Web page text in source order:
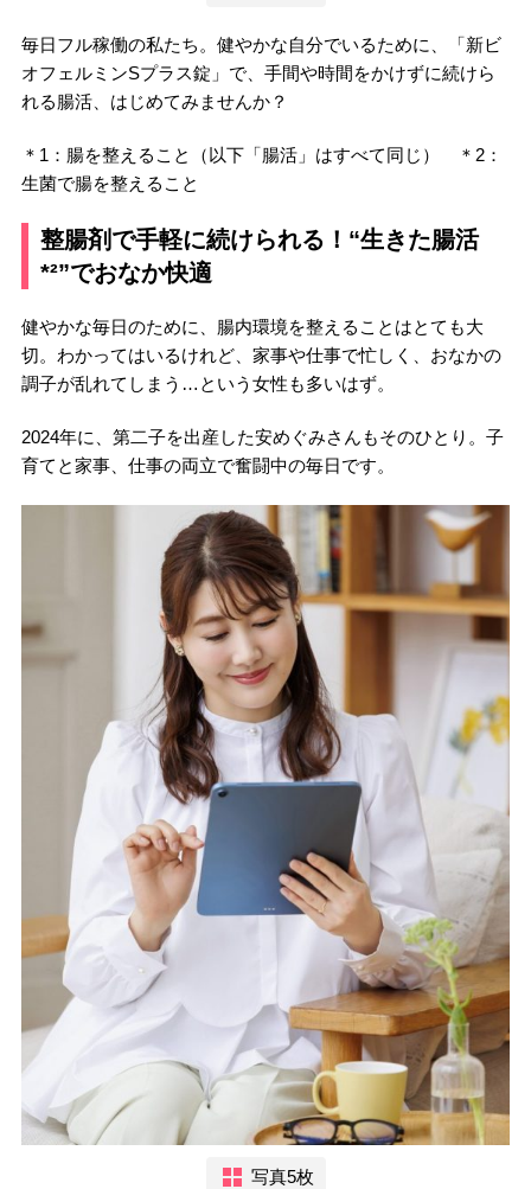
毎日フル稼働の私たち。健やかな自分でいるために、「新ビ
オフェルミンSプラス錠」で、手間や時間をかけずに続けら
れる腸活、はじめてみませんか？
＊1：腸を整えること（以下「腸活」はすべて同じ） ＊2：
生菌で腸を整えること
整腸剤で手軽に続けられる！“生きた腸活
*²”でおなか快適
健やかな毎日のために、腸内環境を整えることはとても大
切。わかってはいるけれど、家事や仕事で忙しく、おなかの
調子が乱れてしまう…という女性も多いはず。
2024年に、第二子を出産した安めぐみさんもそのひとり。子
育てと家事、仕事の両立で奮闘中の毎日です。
写真5枚